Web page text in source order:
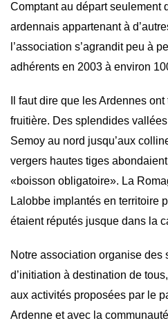
Comptant au départ seulement
ardennais appartenant à
l’association s’agrandit peu à
adhérents en 2003 à environ
Il faut dire que les Ardennes
fruitière. Des splendides
Semoy au nord jusqu’aux
vergers hautes tiges
«boisson obligatoire». La
Lalobbe implantés en territoire
étaient réputés jusque dans la
Notre association organise des
d’initiation à destination de
aux activités proposées par le
Ardenne et avec la